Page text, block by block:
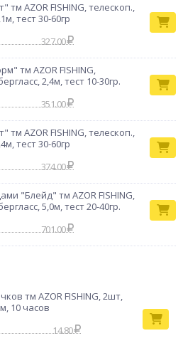
тм AZOR FISHING, телескоп.,
тест 30-60гр
327.00
тм AZOR FISHING,
2,4м, тест 10-30гр.
351.00
тм AZOR FISHING, телескоп.,
тест 30-60гр
374.00
"Блейд" тм AZOR FISHING,
5,0м, тест 20-40гр.
701.00
тм AZOR FISHING, 2шт,
10 часов
14.80